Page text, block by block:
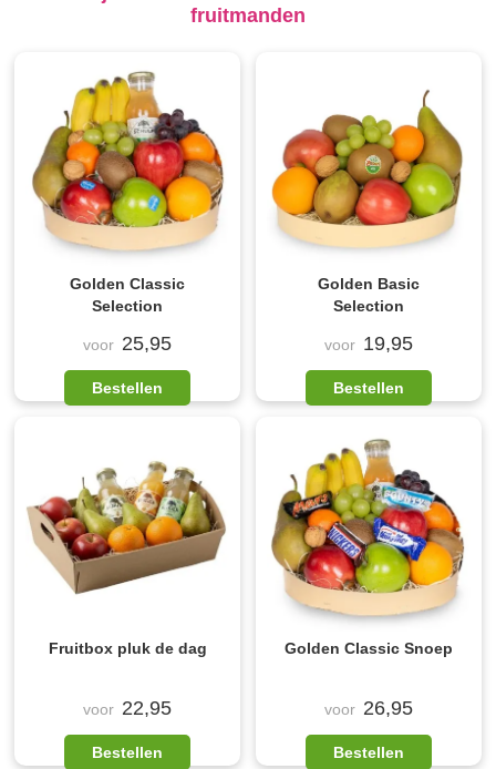
fruitmanden
Golden Classic
Selection
voor 25,95
Bestellen
Golden Basic
Selection
voor 19,95
Bestellen
Fruitbox pluk de dag
voor 22,95
Bestellen
Golden Classic Snoep
voor 26,95
Bestellen